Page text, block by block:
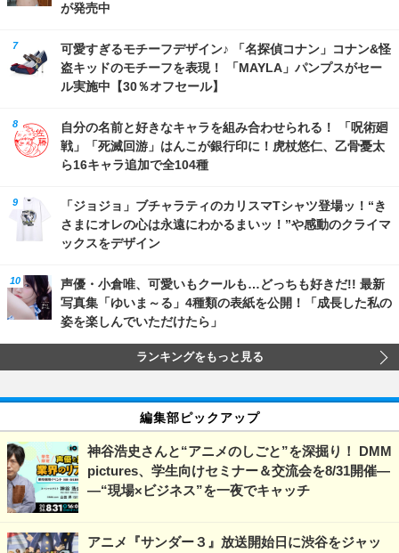
が発売中
可愛すぎるモチーフデザイン♪ 「名探偵コナン」コナン&怪
盗キッドのモチーフを表現！ 「MAYLA」パンプスがセー
ル実施中【30％オフセール】
自分の名前と好きなキャラを組み合わせられる！ 「呪術廻
戦」「死滅回游」はんこが銀行印に！虎杖悠仁、乙骨憂太
ら16キャラ追加で全104種
「ジョジョ」ブチャラティのカリスマTシャツ登場ッ！“き
さまにオレの心は永遠にわかるまいッ！”や感動のクライマ
ックスをデザイン
声優・小倉唯、可愛いもクールも…どっちも好きだ!! 最新
写真集「ゆいま～る」4種類の表紙を公開！「成長した私の
姿を楽しんでいただけたら」
ランキングをもっと見る
編集部ピックアップ
神谷浩史さんと“アニメのしごと”を深掘り！ DMM
pictures、学生向けセミナー＆交流会を8/31開催―
―“現場×ビジネス”を一夜でキャッチ
アニメ『サンダー３』放送開始日に渋谷をジャッ